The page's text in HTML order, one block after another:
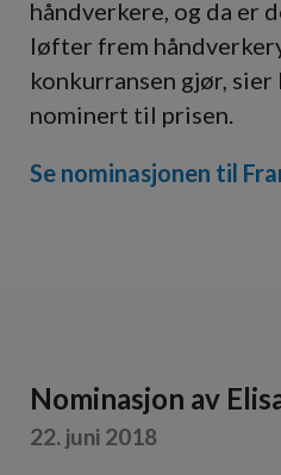
håndverkere, og da er
løfter frem
konkurransen gjør, sier
nominert til prisen.
Se nominasjonen til
Nominasjon av
22. juni 2018